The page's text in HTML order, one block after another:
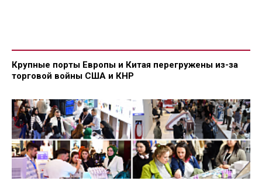
Крупные порты Европы и Китая перегружены из-за
торговой войны США и КНР